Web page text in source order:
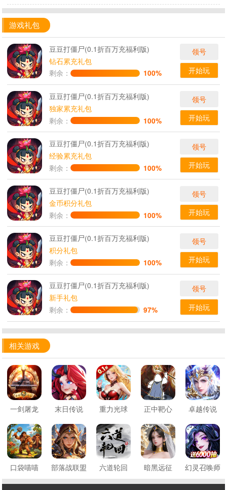
游戏礼包
豆豆打僵尸(0.1折百万充福利版)
钻石累充礼包
剩余：
100%
领号
开始玩
豆豆打僵尸(0.1折百万充福利版)
独家累充礼包
剩余：
100%
领号
开始玩
豆豆打僵尸(0.1折百万充福利版)
经验累充礼包
剩余：
100%
领号
开始玩
豆豆打僵尸(0.1折百万充福利版)
金币积分礼包
剩余：
100%
领号
开始玩
豆豆打僵尸(0.1折百万充福利版)
积分礼包
剩余：
100%
领号
开始玩
豆豆打僵尸(0.1折百万充福利版)
新手礼包
剩余：
97%
领号
开始玩
相关游戏
一剑屠龙 末日传说 重力光球 正中靶心 卓越传说
口袋喵喵 部落战联盟 六道轮回 暗黑远征 幻灵召唤师